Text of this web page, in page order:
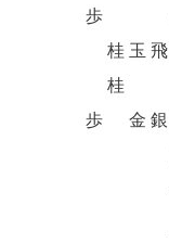
歩
桂 玉 飛
桂
歩 金 銀